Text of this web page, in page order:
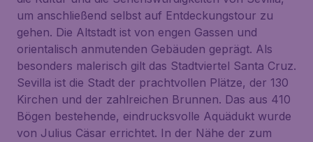
um anschließend selbst auf Entdeckungstour zu
gehen. Die Altstadt ist von engen Gassen und
orientalisch anmutenden Gebäuden geprägt. Als
besonders malerisch gilt das Stadtviertel Santa Cruz.
Sevilla ist die Stadt der prachtvollen Plätze, der 130
Kirchen und der zahlreichen Brunnen. Das aus 410
Bögen bestehende, eindrucksvolle Aquädukt wurde
von Julius Cäsar errichtet. In der Nähe der zum